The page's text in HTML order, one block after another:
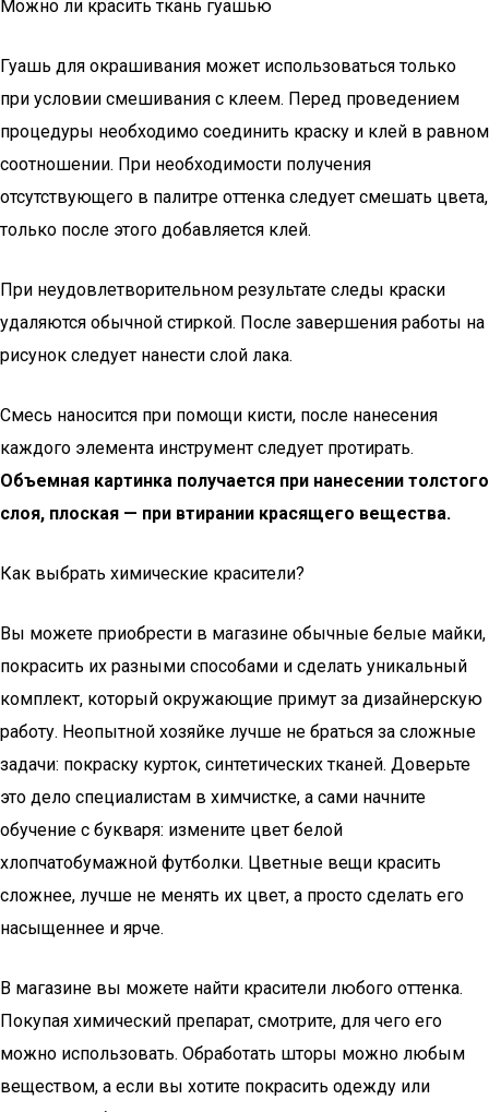
Можно ли красить ткань гуашью
Гуашь для окрашивания может использоваться только
при условии смешивания с клеем. Перед проведением
процедуры необходимо соединить краску и клей в равном
соотношении. При необходимости получения
отсутствующего в палитре оттенка следует смешать цвета,
только после этого добавляется клей.
При неудовлетворительном результате следы краски
удаляются обычной стиркой. После завершения работы на
рисунок следует нанести слой лака.
Смесь наносится при помощи кисти, после нанесения
каждого элемента инструмент следует протирать.
Объемная картинка получается при нанесении толстого
слоя, плоская — при втирании красящего вещества.
Как выбрать химические красители?
Вы можете приобрести в магазине обычные белые майки,
покрасить их разными способами и сделать уникальный
комплект, который окружающие примут за дизайнерскую
работу. Неопытной хозяйке лучше не браться за сложные
задачи: покраску курток, синтетических тканей. Доверьте
это дело специалистам в химчистке, а сами начните
обучение с букваря: измените цвет белой
хлопчатобумажной футболки. Цветные вещи красить
сложнее, лучше не менять их цвет, а просто сделать его
насыщеннее и ярче.
В магазине вы можете найти красители любого оттенка.
Покупая химический препарат, смотрите, для чего его
можно использовать. Обработать шторы можно любым
веществом, а если вы хотите покрасить одежду или